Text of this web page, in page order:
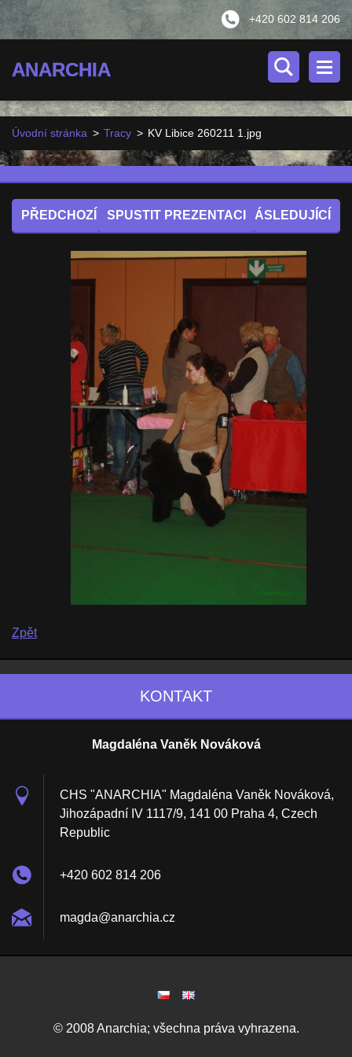
+420 602 814 206
ANARCHIA
Úvodní stránka > Tracy > KV Libice 260211 1.jpg
PŘEDCHOZÍ SPUSTIT PREZENTACI NÁSLEDUJÍCÍ
Zpět
KONTAKT
Magdaléna Vaněk Nováková
CHS "ANARCHIA" Magdaléna Vaněk Nováková,
Jihozápadní IV 1117/9, 141 00 Praha 4, Czech
Republic
+420 602 814 206
magda@anarchia.cz
© 2008 Anarchia; všechna práva vyhrazena.